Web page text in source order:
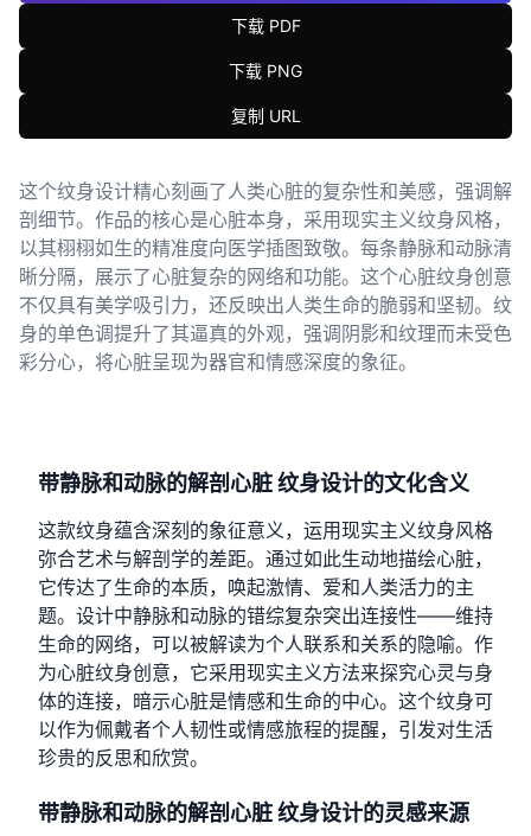
下载 PDF
下载 PNG
复制 URL
这个纹身设计精心刻画了人类心脏的复杂性和美感，强调解
剖细节。作品的核心是心脏本身，采用现实主义纹身风格，
以其栩栩如生的精准度向医学插图致敬。每条静脉和动脉清
晰分隔，展示了心脏复杂的网络和功能。这个心脏纹身创意
不仅具有美学吸引力，还反映出人类生命的脆弱和坚韧。纹
身的单色调提升了其逼真的外观，强调阴影和纹理而未受色
彩分心，将心脏呈现为器官和情感深度的象征。
带静脉和动脉的解剖心脏 纹身设计的文化含义
这款纹身蕴含深刻的象征意义，运用现实主义纹身风格
弥合艺术与解剖学的差距。通过如此生动地描绘心脏，
它传达了生命的本质，唤起激情、爱和人类活力的主
题。设计中静脉和动脉的错综复杂突出连接性——维持
生命的网络，可以被解读为个人联系和关系的隐喻。作
为心脏纹身创意，它采用现实主义方法来探究心灵与身
体的连接，暗示心脏是情感和生命的中心。这个纹身可
以作为佩戴者个人韧性或情感旅程的提醒，引发对生活
珍贵的反思和欣赏。
带静脉和动脉的解剖心脏 纹身设计的灵感来源